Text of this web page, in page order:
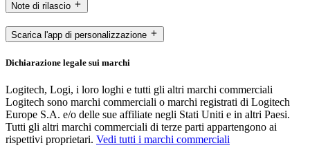
Note di rilascio
Scarica l'app di personalizzazione
Dichiarazione legale sui marchi
Logitech, Logi, i loro loghi e tutti gli altri marchi commerciali
Logitech sono marchi commerciali o marchi registrati di Logitech
Europe S.A. e/o delle sue affiliate negli Stati Uniti e in altri Paesi.
Tutti gli altri marchi commerciali di terze parti appartengono ai
rispettivi proprietari. Vedi tutti i marchi commerciali